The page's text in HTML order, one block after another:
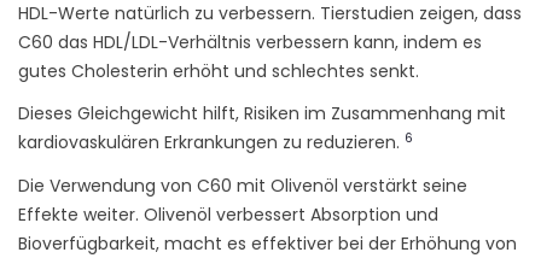
HDL-Werte natürlich zu verbessern. Tierstudien zeigen, dass
C60 das HDL/LDL-Verhältnis verbessern kann, indem es
gutes Cholesterin erhöht und schlechtes senkt.
Dieses Gleichgewicht hilft, Risiken im Zusammenhang mit
kardiovaskulären Erkrankungen zu reduzieren. 6
Die Verwendung von C60 mit Olivenöl verstärkt seine
Effekte weiter. Olivenöl verbessert Absorption und
Bioverfügbarkeit, macht es effektiver bei der Erhöhung von